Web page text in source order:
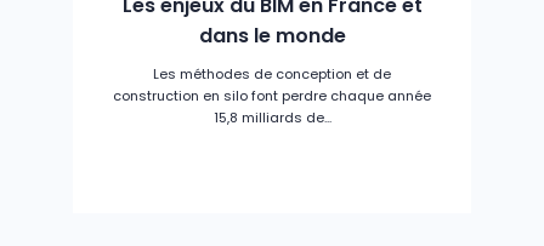
dans le monde
Les méthodes de conception et de
construction en silo font perdre chaque année
15,8 milliards de...